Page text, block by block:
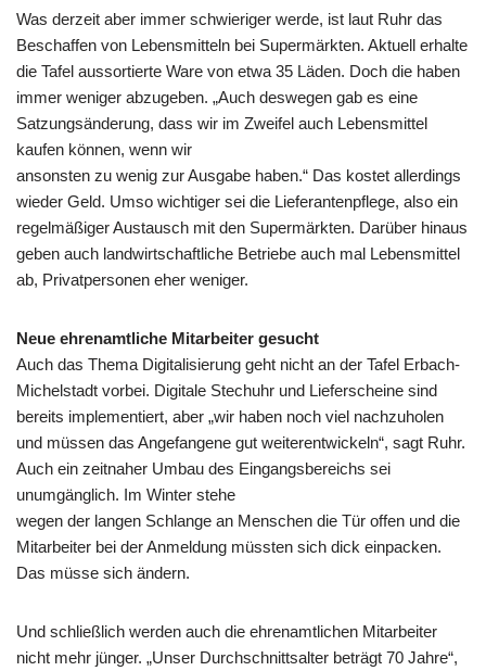
Was derzeit aber immer schwieriger werde, ist laut Ruhr das
Beschaffen von Lebensmitteln bei Supermärkten. Aktuell erhalte
die Tafel aussortierte Ware von etwa 35 Läden. Doch die haben
immer weniger abzugeben. „Auch deswegen gab es eine
Satzungsänderung, dass wir im Zweifel auch Lebensmittel
kaufen können, wenn wir
ansonsten zu wenig zur Ausgabe haben.“ Das kostet allerdings
wieder Geld. Umso wichtiger sei die Lieferantenpflege, also ein
regelmäßiger Austausch mit den Supermärkten. Darüber hinaus
geben auch landwirtschaftliche Betriebe auch mal Lebensmittel
ab, Privatpersonen eher weniger.
Neue ehrenamtliche Mitarbeiter gesucht
Auch das Thema Digitalisierung geht nicht an der Tafel Erbach-
Michelstadt vorbei. Digitale Stechuhr und Lieferscheine sind
bereits implementiert, aber „wir haben noch viel nachzuholen
und müssen das Angefangene gut weiterentwickeln“, sagt Ruhr.
Auch ein zeitnaher Umbau des Eingangsbereichs sei
unumgänglich. Im Winter stehe
wegen der langen Schlange an Menschen die Tür offen und die
Mitarbeiter bei der Anmeldung müssten sich dick einpacken.
Das müsse sich ändern.
Und schließlich werden auch die ehrenamtlichen Mitarbeiter
nicht mehr jünger. „Unser Durchschnittsalter beträgt 70 Jahre“,